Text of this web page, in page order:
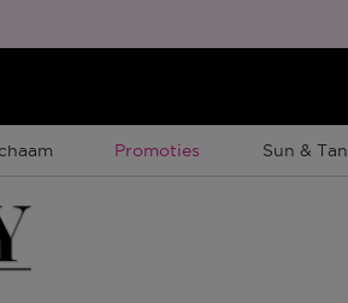
Tijdelijke Promotie
Promoties Sun & Tan